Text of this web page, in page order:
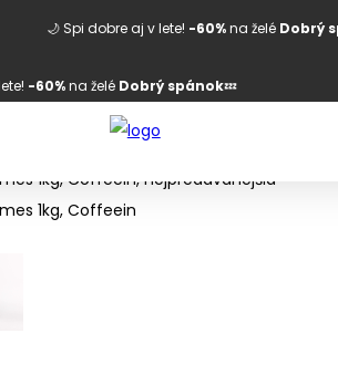
🌙 Spi dobre aj v lete! -60%na želé Dobrý
-60%na želé Dobrý spánok💤